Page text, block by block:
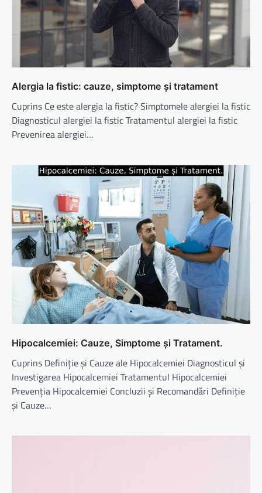
Alergia la fistic: cauze, simptome și tratament
Cuprins Ce este alergia la fistic? Simptomele alergiei la fistic
Diagnosticul alergiei la fistic Tratamentul alergiei la fistic
Prevenirea alergiei…
Hipocalcemiei: Cauze, Simptome și Tratament.
Cuprins Definiție și Cauze ale Hipocalcemiei Diagnosticul și
Investigarea Hipocalcemiei Tratamentul Hipocalcemiei
Prevenția Hipocalcemiei Concluzii și Recomandări Definiție
și Cauze…